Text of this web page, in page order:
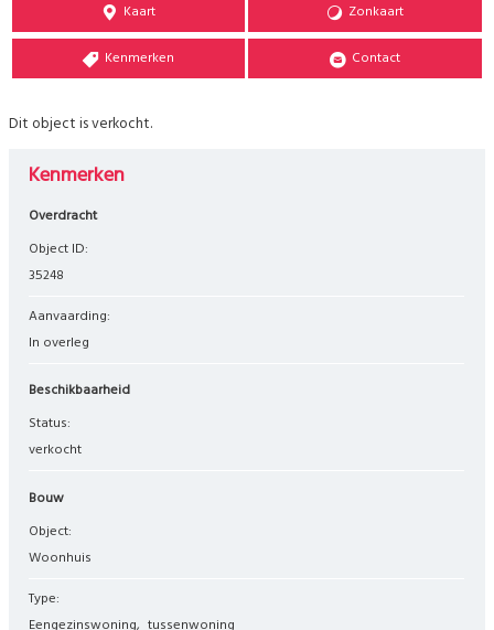
Kaart Zonkaart
Kenmerken Contact
Dit object is verkocht.
Kenmerken
Overdracht
Object ID:
35248
Aanvaarding:
In overleg
Beschikbaarheid
Status:
verkocht
Bouw
Object:
woonhuis
Type:
eengezinswoning tussenwoning